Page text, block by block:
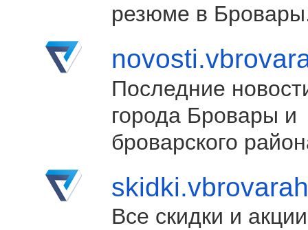
резюме в
Последние
города Бровары и
броварского
Все скидки и